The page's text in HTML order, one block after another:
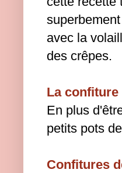
avec la
des crêpes.
La
En plus
petits pots
Confitures